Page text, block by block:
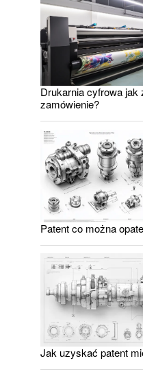
Drukarnia cyfrowa jak
zamówienie?
Patent co można
Jak uzyskać patent